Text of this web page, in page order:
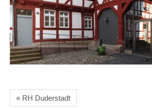
« RH Duderstadt